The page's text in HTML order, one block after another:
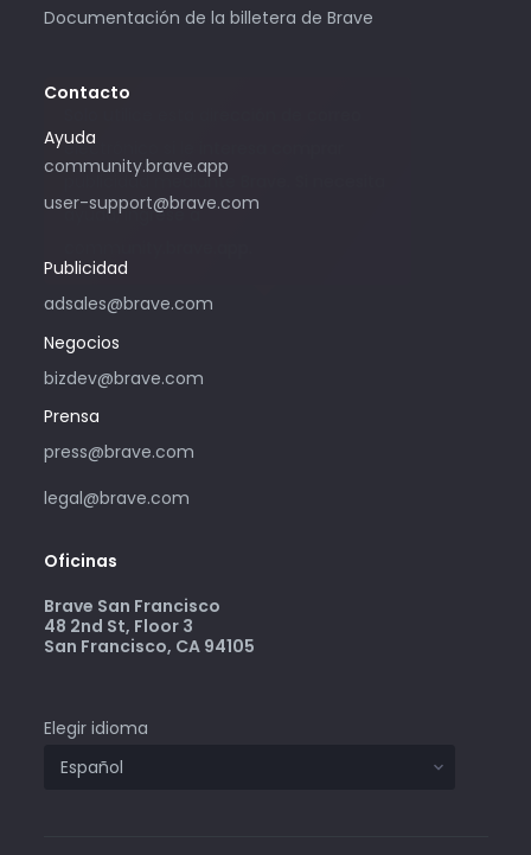
Documentación de la billetera de Brave
Contacto
Ayuda
community.brave.app
user-support@brave.com
Publicidad
adsales@brave.com
electrónico si le interesa comprar
publicidad mediante Brave. Si necesita
ayuda, ingrese a
Negocios
bizdev@brave.com
Prensa
press@brave.com
legal@brave.com
Oficinas
Brave San Francisco
48 2nd St, Floor 3
San Francisco, CA 94105
Elegir idioma